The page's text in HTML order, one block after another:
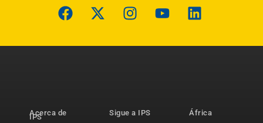
Acerca de
IPS
Sigue a IPS
África